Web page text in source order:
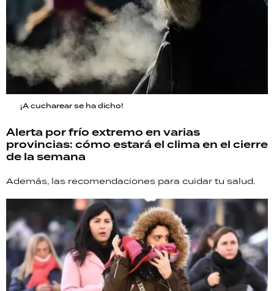
¡A cucharear se ha dicho!
Alerta por frío extremo en varias
provincias: cómo estará el clima en el cierre
de la semana
Además, las recomendaciones para cuidar tu salud.